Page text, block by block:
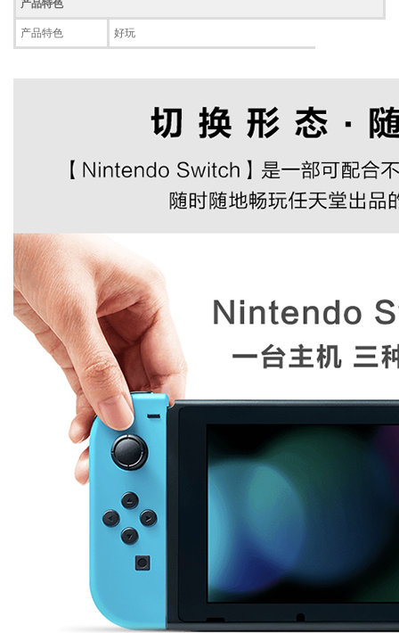
产品特色
产品特色 好玩